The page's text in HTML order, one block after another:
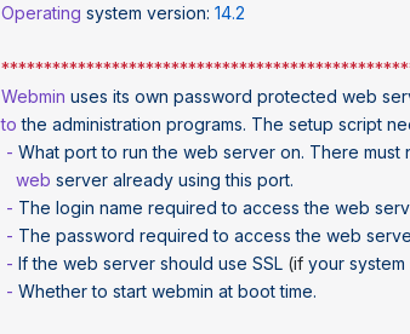
Operating system version: 14.2
Webmin uses its own password protected web
to the administration programs. The setup script
- What port to run the web server on. There must
   web
server already using this port.
- The login name required to access the web
- The password required to access the web
- If the web server should use SSL (if your system
- Whether to start webmin at boot time.